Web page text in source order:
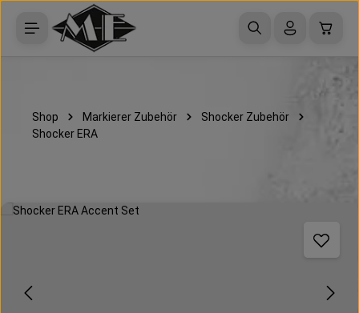
Zum Hauptinhalt springen
Shop Markierer Zubehör
Shocker Zubehör
Shocker ERA
Bildergalerie überspringen